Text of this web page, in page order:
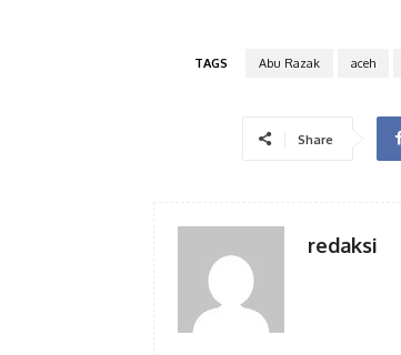
TAGS Abu Razak aceh
Share
redaksi